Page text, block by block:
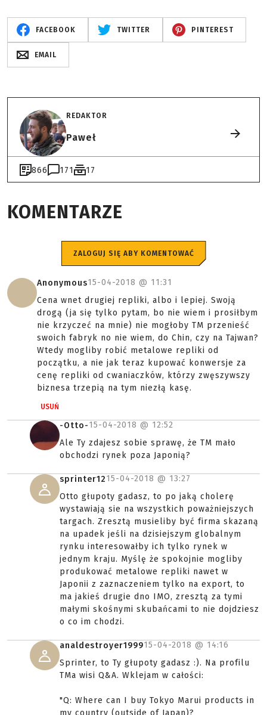
FACEBOOK TWITTER PINTEREST
EMAIL
REDAKTOR
Paweł
866 171 17
KOMENTARZE
ZALOGUJ SIĘ ABY KOMENTOWAĆ
Anonymous15-04-2018 @ 11:31
Cena wnet drugiej repliki, albo i lepiej. Swoją
drogą (ja się tylko pytam, bo nie wiem i prosiłbym
nie krzyczeć na mnie) nie mogłoby TM przenieść
swoich fabryk no nie wiem, do Chin, czy na Tajwan?
Wtedy mogliby robić metalowe repliki od
początku, a nie jak teraz kupować konwersje za
cenę repliki od cwaniaczków, którzy zwęszywszy
biznesa trzepią na tym niezłą kasę.
USUŃ
-Otto-15-04-2018 @ 12:52
Ale Ty zdajesz sobie sprawę, że TM mało
obchodzi rynek poza Japonią?
sprinter1215-04-2018 @ 13:27
Otto głupoty gadasz, to po jaką cholerę
wystawiają sie na wszystkich poważniejszych
targach. Zresztą musieliby być firma skazaną
na upadek jeśli na dzisiejszym globalnym
rynku interesowałby ich tylko rynek w
jednym kraju. Myślę że spokojnie mogliby
produkować metalowe repliki nawet w
Japonii z zaznaczeniem tylko na export, to
ma jakieś drugie dno IMO, zresztą za tymi
małymi skośnymi skubańcami to nie dojdziesz
o co im chodzi.
analdestroyer199915-04-2018 @ 14:16
Sprinter, to Ty głupoty gadasz :). Na profilu
TMa wisi Q&A. Wklejam w całości:
"Q: Where can I buy Tokyo Marui products in
my country (outside of Japan)?